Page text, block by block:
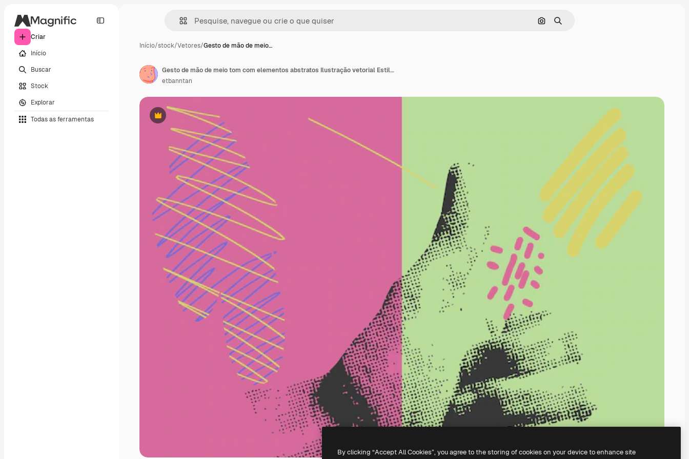
Criar
Início
Buscar
Stock
Explorar
Todas as ferramentas
Pesquisar por imagem
Buscar
Início/stock/Vetores/Gesto de mão de meio…
Premium
Gesto de mão de meio tom com elementos abstratos Ilustração vetorial Estilo Grunge abstrato
etbanntan
By clicking “Accept All Cookies”, you agree to the storing of cookies on your device to enhance site